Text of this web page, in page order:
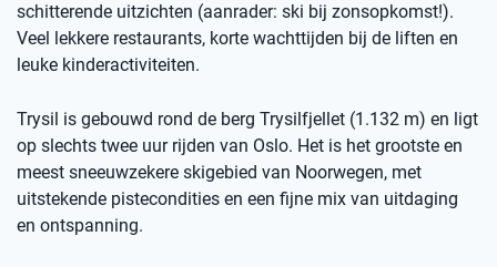
schitterende uitzichten (aanrader: ski bij zonsopkomst!).
Veel lekkere restaurants, korte wachttijden bij de liften en
leuke kinderactiviteiten.
Trysil is gebouwd rond de berg Trysilfjellet (1.132 m) en ligt
op slechts twee uur rijden van Oslo. Het is het grootste en
meest sneeuwzekere skigebied van Noorwegen, met
uitstekende pistecondities en een fijne mix van uitdaging
en ontspanning.